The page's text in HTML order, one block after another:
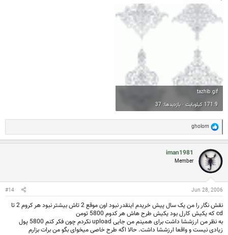
tazhib.gif
171.9 کیلوبایت · بازدیدها: 37
R
a
t
i
o
n
:
gholom
iman1981
Member
Jun 28, 2006
#14
نقش نگار را من یک سال پیش خریدم اینقدر نبود اون موقع 2 تاش بیشتر نبود هر کروم 2 تا
cd که یکیش کارل بود یکیش طرح هاش هر کدوم 5800 تومن
به نظر من ارزششا داشت برای همینم من جایی upload نکردم چون فکر کنم 5800 پول
زیادی نیست و واقعا ارزششا داشت. حالا اگه طرح خاصی میخوای بگو من برات بزارم